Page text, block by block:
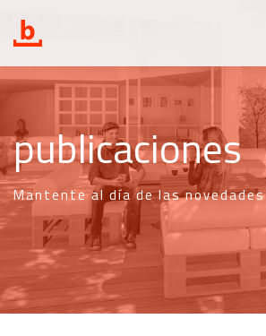
publicaciones
Mantente al día de las novedades